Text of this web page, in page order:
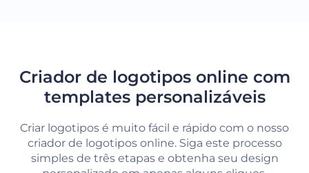
Criador de logotipos online com
templates personalizáveis
Criar logotipos é muito fácil e rápido com o nosso
criador de logotipos online. Siga este processo
simples de três etapas e obtenha seu design